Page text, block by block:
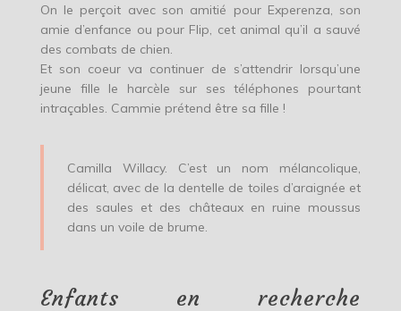
On le perçoit avec son amitié pour Experenza, son
amie d’enfance ou pour Flip, cet animal qu’il a sauvé
des combats de chien.
Et son coeur va continuer de s’attendrir lorsqu’une
jeune fille le harcèle sur ses téléphones pourtant
intraçables. Cammie prétend être sa fille !
Camilla Willacy. C’est un nom mélancolique,
délicat, avec de la dentelle de toiles d’araignée et
des saules et des châteaux en ruine moussus
dans un voile de brume.
Enfants en recherche